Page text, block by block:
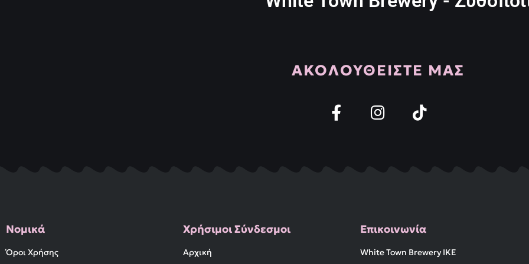
ΑΚΟΛΟΥΘΕΙΣΤΕ ΜΑΣ
Νομικά
Όροι Χρήσης
Χρήσιμοι Σύνδεσμοι
Αρχική
Επικοινωνία
White Town Brewery IKE